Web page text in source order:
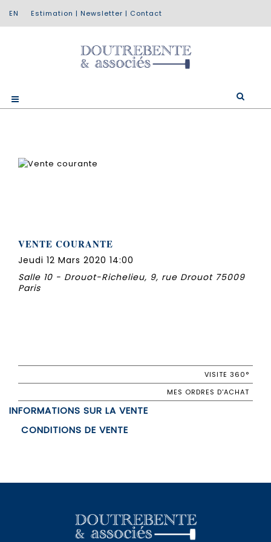
Estimation | Newsletter | Contact
VENTE COURANTE
Jeudi 12 Mars 2020 14:00
Salle 10 - Drouot-Richelieu, 9, rue Drouot 75009
Paris
VISITE 360°
MES ORDRES D'ACHAT
INFORMATIONS SUR LA VENTE
CONDITIONS DE VENTE